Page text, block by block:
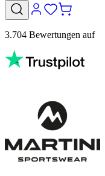
3.704 Bewertungen auf